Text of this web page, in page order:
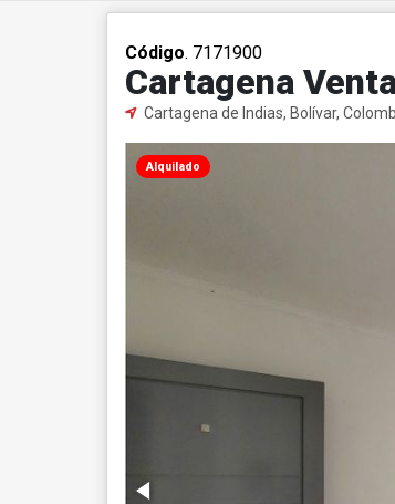
Código. 7171900
Cartagena
Cartagena de Indias, Bolívar,
Alquilado